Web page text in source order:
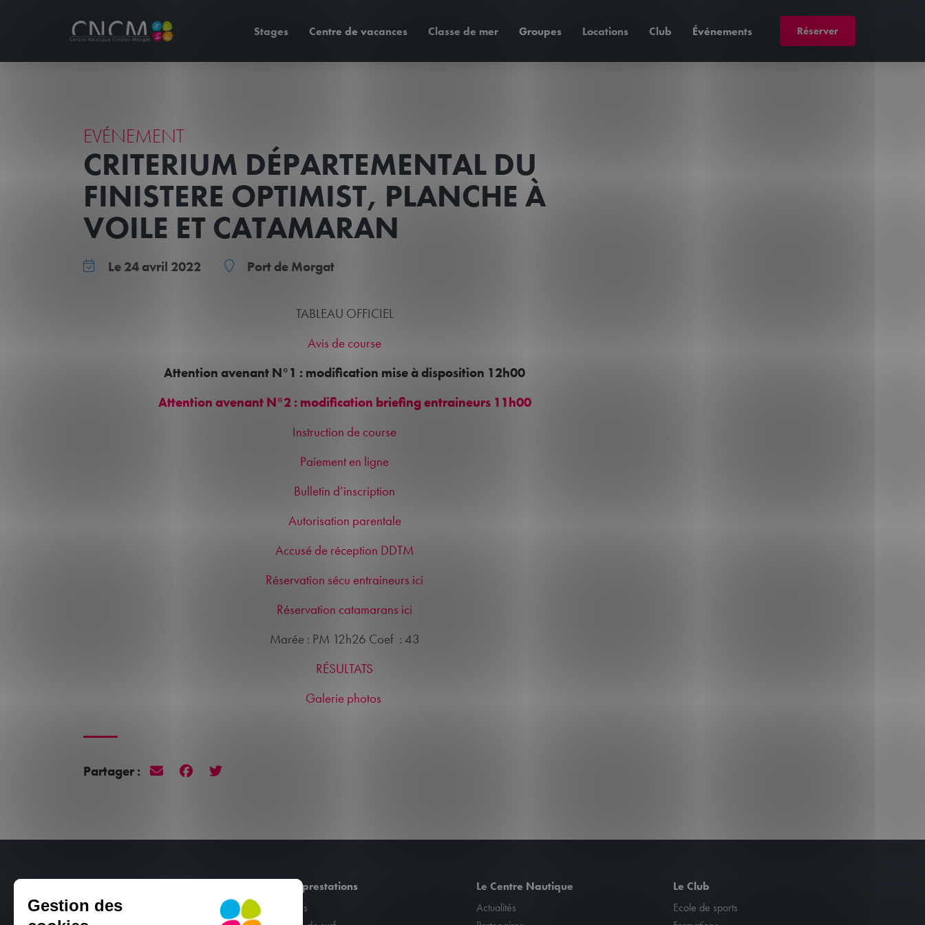
Stages Centre de vacances Classe de mer Groupes Locations Club Événements Réserver
EVÉNEMENT
CRITERIUM DÉPARTEMENTAL DU
FINISTERE OPTIMIST, PLANCHE À
VOILE ET CATAMARAN
Le 24 avril 2022 Port de Morgat
TABLEAU OFFICIEL
Avis de course
Attention avenant N°1 : modification mise à disposition 12h00
Attention avenant N°2 : modification briefing entraineurs 11h00
Instruction de course
Paiement en ligne
Bulletin d’inscription
Autorisation parentale
Accusé de réception DDTM
Réservation sécu entraineurs ici
Réservation catamarans ici
Marée : PM 12h26 Coef : 43
RÉSULTATS
Galerie photos
Partager :
Port de Plaisance 29160 Crozon
Nos prestations
Stages
Le Centre Nautique
Actualités
Le Club
Ecole de sports
Gestion des